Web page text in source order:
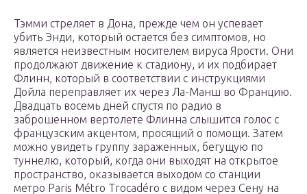
Тэмми стреляет в Дона, прежде чем он успевает
убить Энди, который остается без симптомов, но
является неизвестным носителем вируса Ярости. Они
продолжают движение к стадиону, и их подбирает
Флинн, который в соответствии с инструкциями
Дойла переправляет их через Ла-Манш во Францию.
Двадцать восемь дней спустя по радио в
заброшенном вертолете Флинна слышится голос с
французским акцентом, просящий о помощи. Затем
можно увидеть группу зараженных, бегущую по
туннелю, который, когда они выходят на открытое
пространство, оказывается выходом со станции
метро Paris Métro Trocadéro с видом через Сену на